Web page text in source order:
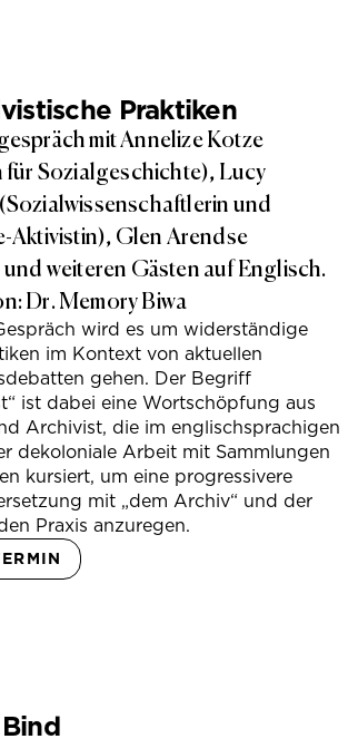
Praktiken
mit Annelize Kotze
Sozialgeschichte), Lucy
und
Aktivistin), Glen Arendse
weiteren Gästen auf Englisch.
Dr. Memory Biwa
wird es um widerständige
im Kontext von aktuellen
gehen. Der Begriff
ist dabei eine Wortschöpfung aus
Archivist, die im englischsprachigen
dekoloniale Arbeit mit Sammlungen
kursiert, um eine progressivere
mit „dem Archiv“ und der
Praxis anzuregen.